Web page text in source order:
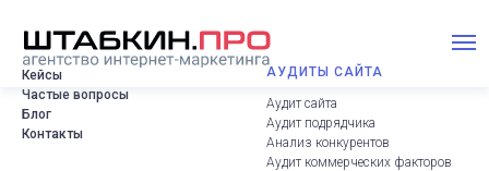
Кейсы
Частые вопросы
Блог
Контакты
АУДИТЫ САЙТА
Аудит сайта
Аудит подрядчика
Анализ конкурентов
Аудит коммерческих факторов